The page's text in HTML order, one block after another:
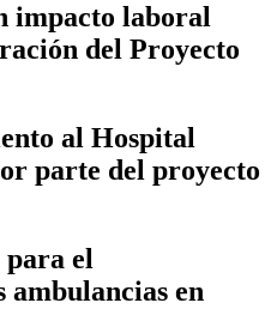
impacto laboral
del Proyecto
al Hospital
parte del proyecto
el
ambulancias en